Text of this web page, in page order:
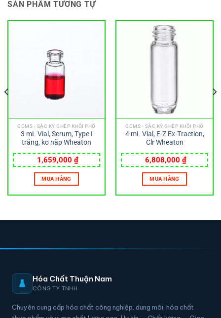
SẢN PHẨM TƯƠNG TỰ
GCMS - SẮC KÝ GHÉP KHỐI PHỔ
3 mL Vial, Serum, Type I
trắng, ko nắp Wheaton
1,659,000 ₫
MUA HÀNG
GCMS - SẮC KÝ GHÉP KHỐI PHỔ
4 mL Vial, E-Z Ex-Traction,
Clr Wheaton
6,808,000 ₫
MUA HÀNG
Hóa Chất Thuận Nam
CÔNG TY TNHH
Chuyên cung cấp hóa chất công nghiệp, dung môi, hóa chất